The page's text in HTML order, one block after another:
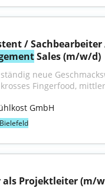
Sales (m/w/d)
neue
Fingerfood,
GmbH
Bielefeld
als Projektleiter (m/